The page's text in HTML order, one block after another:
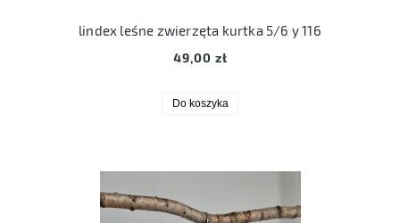
lindex leśne zwierzęta kurtka 5/6 y 116
49,00 zł
Do koszyka